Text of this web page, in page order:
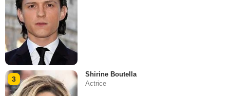
3
Shirine Boutella
Actrice